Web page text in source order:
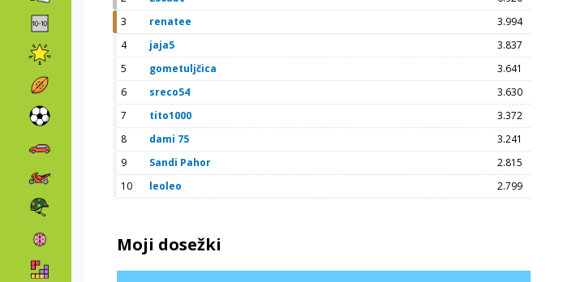
3
renatee
3.994
4
jaja5
3.837
5
gometuljčica
3.641
6
sreco54
3.630
7
tito1000
3.372
8
dami 75
3.241
9
Sandi Pahor
2.815
10
leoleo 2.799
Moji dosežki